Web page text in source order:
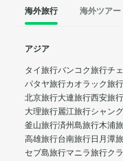
海外旅行 海外ツアー
アジア
タイ旅行バンコク旅行チ
パタヤ旅行カオラック旅行
北京旅行大連旅行西安旅行
大理旅行麗江旅行シャン
釜山旅行済州島旅行木浦
高雄旅行台南旅行日月潭
セブ島旅行マニラ旅行ク